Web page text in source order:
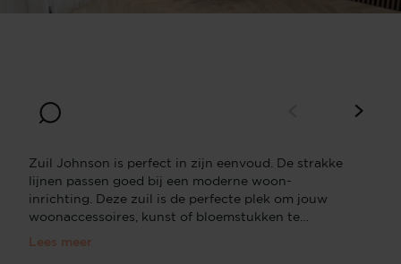
Zuil Johnson is perfect in zijn eenvoud. De strakke
lijnen passen goed bij een moderne woon-
inrichting. Deze zuil is de perfecte plek om jouw
woonaccessoires, kunst of bloemstukken te
Lees meer
30 30
80